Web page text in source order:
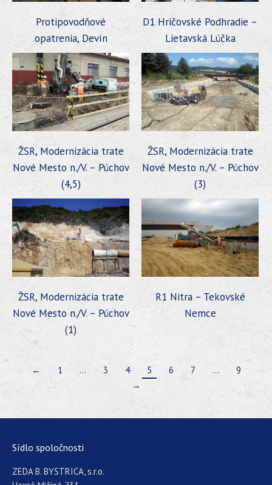
Protipovodňové
opatrenia, Devín
D1 Hričovské Podhradie –
Lietavská Lúčka
ŽSR, Modernizácia trate
Nové Mesto n./V. – Púchov
(4,5)
ŽSR, Modernizácia trate
Nové Mesto n./V. – Púchov
(3)
ŽSR, Modernizácia trate
Nové Mesto n./V. – Púchov
(1)
R1 Nitra – Tekovské
Nemce
← 1 … 3 4 5 6 7 …
9
→
Sídlo spoločnosti
ZEDA B. BYSTRICA, s.r.o.